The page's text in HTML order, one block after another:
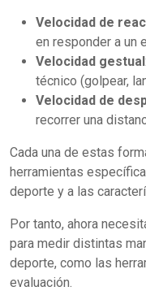
Velocidad de
en responder a un
Velocidad gestual
técnico (golpear,
Velocidad de
recorrer una
Cada una de estas
herramientas
deporte y a las
Por tanto, ahora
para medir distintas
deporte, como las
evaluación.